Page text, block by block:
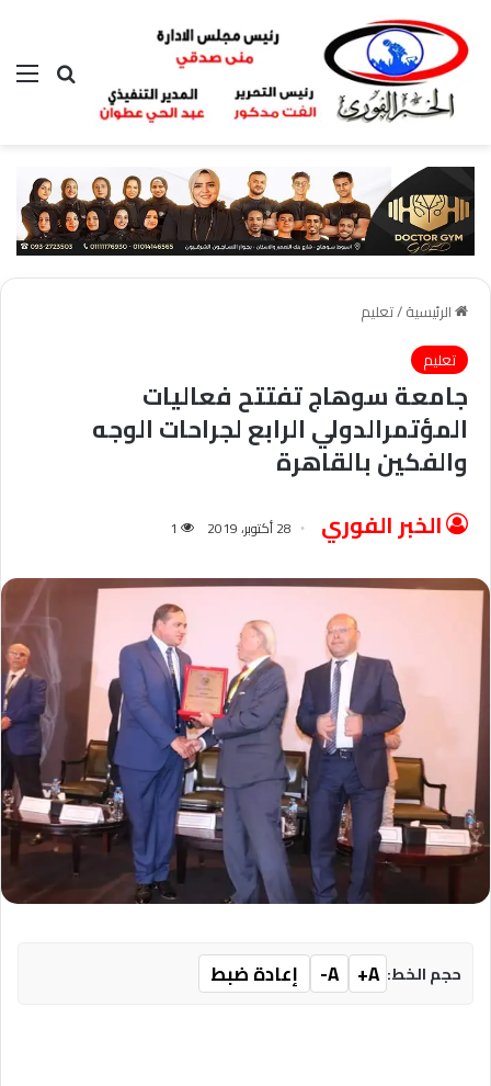
بحث عن
الرئيسية/تعليم
تعليم
جامعة سوهاج تفتتح فعاليات
المؤتمرالدولي الرابع لجراحات الوجه
والفكين بالقاهرة
الخبر الفوري 28 أكتوبر، 2019 1
حجم الخط: A+
A- إعادة ضبط